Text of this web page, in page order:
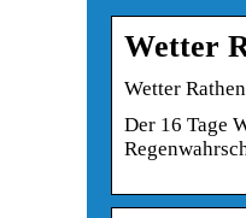
Wetter
Wetter
Der 16 Tage